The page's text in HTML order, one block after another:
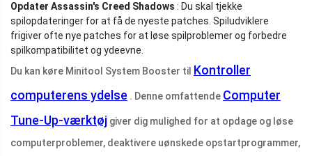
Opdater Assassin's Creed Shadows : Du skal tjekke
spilopdateringer for at få de nyeste patches. Spiludviklere
frigiver ofte nye patches for at løse spilproblemer og forbedre
spilkompatibilitet og ydeevne.
Du kan køre Minitool System Booster til Kontroller
computerens ydelse . Denne omfattende Computer
Tune-Up-værktøj giver dig mulighed for at opdage og løse
computerproblemer, deaktivere uønskede opstartprogrammer,